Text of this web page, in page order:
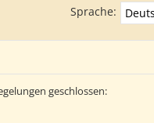
Sprache:
geschlossen: